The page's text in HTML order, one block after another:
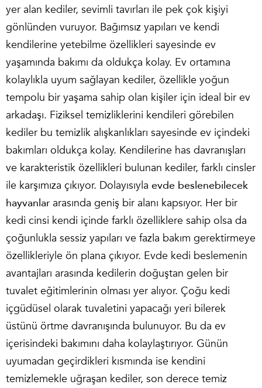
yer alan kediler, sevimli tavırları ile pek çok kişiyi
gönlünden vuruyor. Bağımsız yapıları ve kendi
kendilerine yetebilme özellikleri sayesinde ev
yaşamında bakımı da oldukça kolay. Ev ortamına
kolaylıkla uyum sağlayan kediler, özellikle yoğun
tempolu bir yaşama sahip olan kişiler için ideal bir ev
arkadaşı. Fiziksel temizliklerini kendileri görebilen
kediler bu temizlik alışkanlıkları sayesinde ev içindeki
bakımları oldukça kolay. Kendilerine has davranışları
ve karakteristik özellikleri bulunan kediler, farklı cinsler
ile karşımıza çıkıyor. Dolayısıyla evde beslenebilecek
hayvanlar arasında geniş bir alanı kapsıyor. Her bir
kedi cinsi kendi içinde farklı özelliklere sahip olsa da
çoğunlukla sessiz yapıları ve fazla bakım gerektirmeye
özellikleriyle ön plana çıkıyor. Evde kedi beslemenin
avantajları arasında kedilerin doğuştan gelen bir
tuvalet eğitimlerinin olması yer alıyor. Çoğu kedi
içgüdüsel olarak tuvaletini yapacağı yeri bilerek
üstünü örtme davranışında bulunuyor. Bu da ev
içerisindeki bakımını daha kolaylaştırıyor. Günün
uyumadan geçirdikleri kısmında ise kendini
temizlemekle uğraşan kediler, son derece temiz